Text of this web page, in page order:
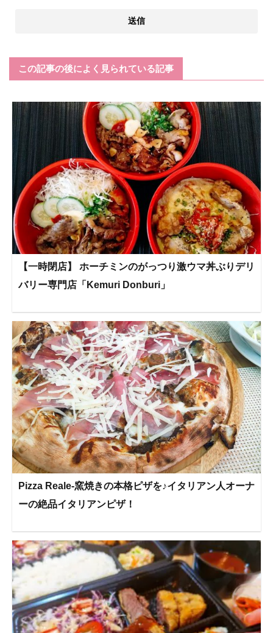
この記事の後によく見られている記事
【一時閉店】 ホーチミンのがっつり激ウマ丼ぶりデリ
バリー専門店「Kemuri Donburi」
Pizza Reale-窯焼きの本格ピザを♪イタリアン人オーナ
ーの絶品イタリアンピザ！